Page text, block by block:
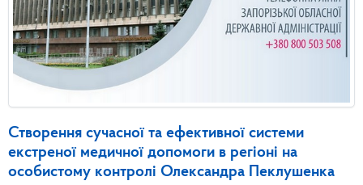
Створення сучасної та ефективної системи
екстреної медичної допомоги в регіоні на
особистому контролі Олександра Пеклушенка